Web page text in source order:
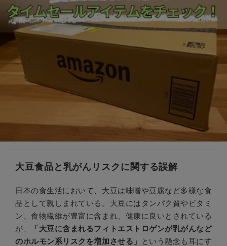
大豆食品と乳がんリスクに関する誤解
日本の食生活において、大豆は味噌や豆腐など多様な食
品として親しまれている。大豆にはタンパク質やビタミ
ン、食物繊維が豊富に含まれ、健康に良いとされている
が、
「大豆に含まれるフィトエストロゲンが乳がんなど
のホルモン系リスクを増加させる」
という懸念も耳にす